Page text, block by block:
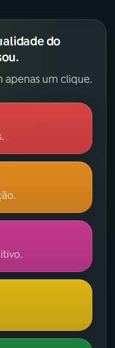
do
apenas um clique.